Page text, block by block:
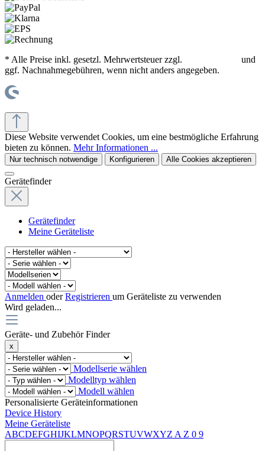
* Alle Preise inkl. gesetzl. Mehrwertsteuer zzgl.
und
ggf. Nachnahmegebühren, wenn nicht anders angegeben.
Diese Website verwendet Cookies, um eine bestmögliche Erfahrung
bieten zu können. Mehr Informationen ...
Nur technisch notwendige Konfigurieren Alle Cookies akzeptieren
Gerätefinder
Gerätefinder
Meine Geräteliste
Anmelden oderRegistrieren um Geräteliste zu verwenden
Wird geladen...
Geräte- und Zubehör Finder
x
Modellserie wählen
Modelltyp wählen
Modell wählen
Personalisierte Geräteinformationen
Device History
Meine Geräteliste
ABCDEFGHIJKLMNOPQRSTUVWXYZ A Z 0 9